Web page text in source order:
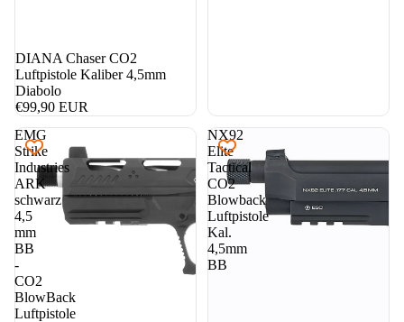
DIANA Chaser CO2
Luftpistole Kaliber 4,5mm
Diabolo
€99,90 EUR
EMG
Strike
Industries
ARK
schwarz
4,5
mm
BB
-
CO2
BlowBack
Luftpistole
NX92
Elite
Tactical
CO2
Blowback
Luftpistole
Kal.
4,5mm
BB